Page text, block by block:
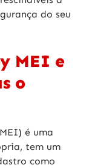
do seu
MEI e
o
é uma
tem um
como